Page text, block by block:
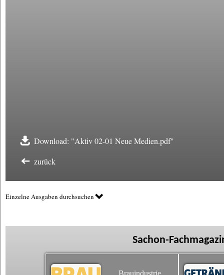
Download: "Aktiv 02-01 Neue Medien.pdf"
zurück
Einzelne Ausgaben durchsuchen
Sachon-
Brauindustrie